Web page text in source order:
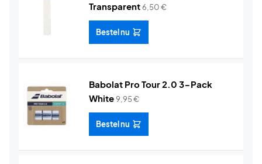
Transparent6,50€
Bestel nu
Babolat Pro Tour 2.0 3-Pack
White9,95€
Bestel nu